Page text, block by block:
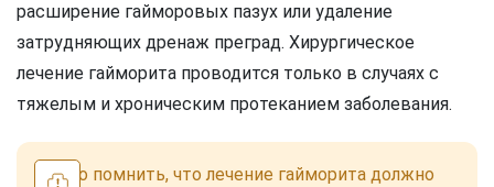
расширение гайморовых пазух или удаление
затрудняющих дренаж преград. Хирургическое
лечение гайморита проводится только в случаях с
тяжелым и хроническим протеканием заболевания.
Важно помнить, что лечение гайморита должно